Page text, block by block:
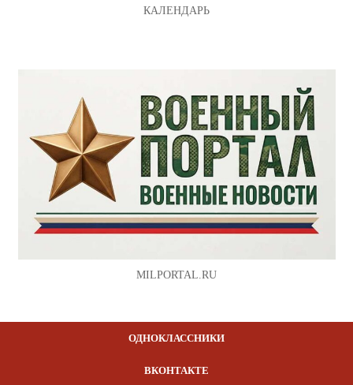
КАЛЕНДАРЬ
MILPORTAL.RU
ОДНОКЛАССНИКИ
ВКОНТАКТЕ